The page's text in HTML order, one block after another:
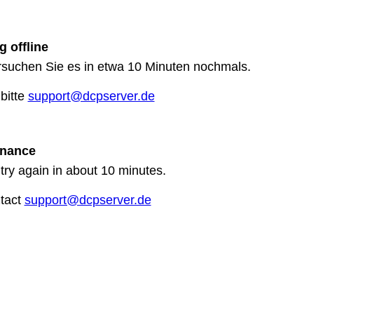
offline
Sie es in etwa 10 Minuten nochmals.
support@dcpserver.de
again in about 10 minutes.
support@dcpserver.de